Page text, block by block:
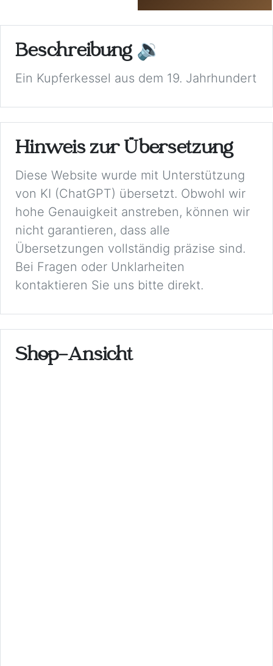
Beschreibung 🔉
Ein Kupferkessel aus dem 19. Jahrhundert
Hinweis zur Übersetzung
Diese Website wurde mit Unterstützung
von KI (ChatGPT) übersetzt. Obwohl wir
hohe Genauigkeit anstreben, können wir
nicht garantieren, dass alle
Übersetzungen vollständig präzise sind.
Bei Fragen oder Unklarheiten
kontaktieren Sie uns bitte direkt.
Shop-Ansicht